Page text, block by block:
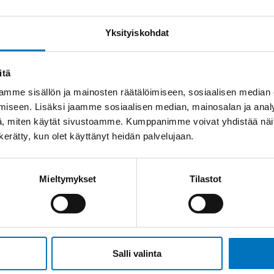
Yksityiskohdat
sisällön ja mainosten räätälöimiseen, sosiaalisen
Lisäksi jaamme sosiaalisen median, mainosalan ja
miten käytät sivustoamme. Kumppanimme voivat yhdistää
kun olet käyttänyt heidän palvelujaan.
Mieltymykset Tilastot
Salli valinta